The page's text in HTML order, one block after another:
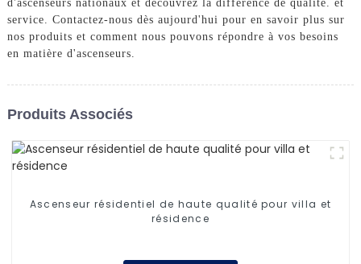
d'ascenseurs nationaux et découvrez la différence de qualité. et
service. Contactez-nous dès aujourd'hui pour en savoir plus sur
nos produits et comment nous pouvons répondre à vos besoins
en matière d'ascenseurs.
Produits Associés
Ascenseur résidentiel de haute qualité pour villa et
résidence